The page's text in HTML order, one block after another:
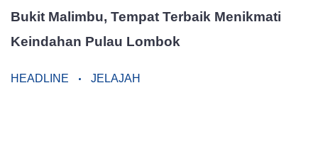
Bukit Malimbu, Tempat Terbaik Menikmati
Keindahan Pulau Lombok
HEADLINE JELAJAH